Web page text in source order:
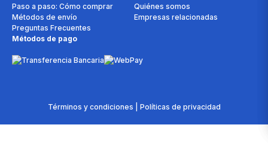
Paso a paso: Cómo comprar
Métodos de envío
Preguntas Frecuentes
Quiénes somos
Empresas relacionadas
Métodos de pago
Términos y condiciones | Políticas de privacidad